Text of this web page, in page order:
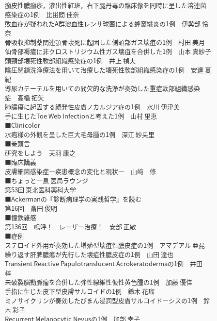
痂皮性膿痂疹，滲出性紅斑，右下腿丹毒の臨床像を同時に呈した溶連菌
感染症の1例 比畄間 佳奈
敗血症が疑われたA群溶血性レンサ球菌による蜂窩織炎の1例 伊與部 怜
奈
骨吸収抑制薬関連顎骨壊死に起因した側頭部ガス壊疽の1例 村田 美月
仙骨部褥瘡に非クロストリジウム性ガス壊疽を合併した1例 山本 真紗子
頭頸部壊死性軟部組織感染症の1例 井上 禎夫
陰圧閉鎖洗浄療法を用いて治療した壊死性軟部組織感染症の1例 安達 夏
紀
導尿カテーテルを用いての間欠的な洗浄が奏効した重症軟部組織感染
症 高橋 拓矢
肺膿瘍に起因する続発性皮膚ノカルジア症の1例 水川 伊津美
手に生じたToe Web Infectionと考えた1例 山村 里恵
■Clinicolor
水疱様の外観を呈した巨大毛母腫の1例 深江 紗央里
■巻頭言
研究をしよう 天羽 康之
■臨床講義
皮膚細菌感染症―疾患概念の変化と現状― 山﨑 修
■ちょっと一息 医局ラウンジ
第53回 東北医科薬科大学
■Ackermanの『診断病理学の実践哲学』を読む
第16回 斎田 俊明
■憧鉄雑感
第136回 嗚呼！ レーザー治療！ 安部 正敏
■症例
ステロイド外用が奏効した増殖型壊疽性膿皮症の1例 アマデアル 亜琵
繰り返す肝脾膿瘍が先行した壊疽性膿皮症の1例 山田 達也
Transient Reactive Papulotranslucent Acrokeratodermaの1例 井田
梓
未破裂脳動脈瘤を合併した弾性線維性仮性黄色腫の1例 加藤 優佳
手指に生じた皮下型皮膚サルコイドの1例 鈴木 花瑠
ミノサイクリンが奏効したびまん浸潤型皮膚サルコイドーシスの1例 鈴
木 彩子
Recurrent Melanocytic Nevusの1例 加部 幸子